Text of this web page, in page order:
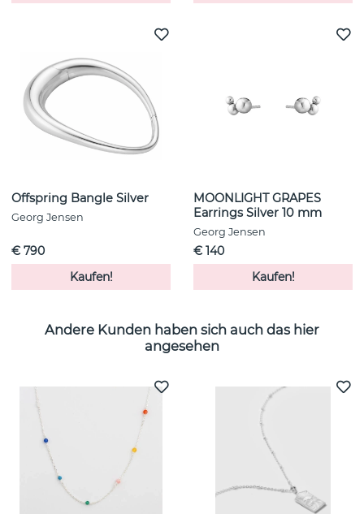
Offspring Bangle Silver
Georg Jensen
€ 790
Kaufen!
MOONLIGHT GRAPES
Earrings Silver 10 mm
Georg Jensen
€ 140
Kaufen!
Andere Kunden haben sich auch das hier
angesehen